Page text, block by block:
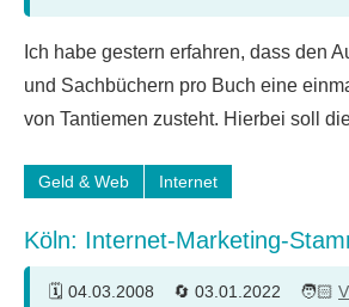
Kommentare
Ich habe gestern erfahren, dass den
und Sachbüchern pro Buch eine
von Tantiemen zusteht. Hierbei soll
Geld & Web Internet
Köln: Internet-Marketing-
04.03.2008 03.01.2022